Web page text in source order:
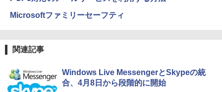
Microsoftファミリーセーフティ
関連記事
Windows Live MessengerとSkypeの統
合、4月8日から段階的に開始